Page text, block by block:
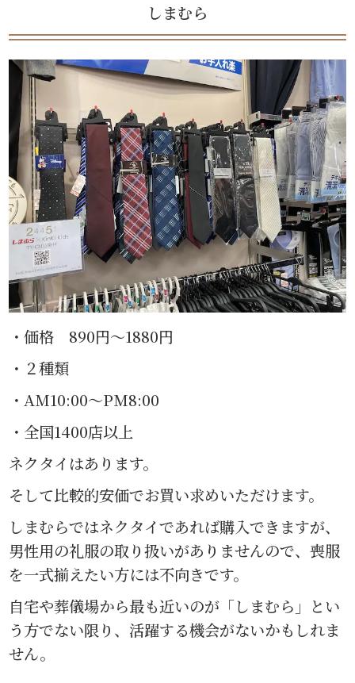
しまむら
・価格 890円〜1880円
・２種類
・AM10:00〜PM8:00
・全国1400店以上
ネクタイはあります。
そして比較的安価でお買い求めいただけます。
しまむらではネクタイであれば購入できますが、
男性用の礼服の取り扱いがありませんので、喪服
を一式揃えたい方には不向きです。
自宅や葬儀場から最も近いのが「しまむら」とい
う方でない限り、活躍する機会がないかもしれま
せん。